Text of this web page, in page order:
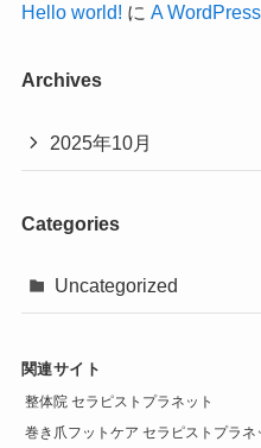
Hello world! に A
Archives
2025年10月
Categories
Uncategorized
関連サイト
整体院 セラピストプラネット
巻き爪フットケア セラピストプラネ